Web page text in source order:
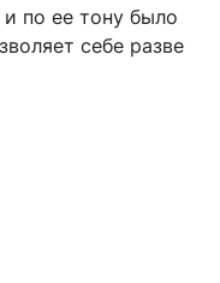
по ее тону было
себе разве